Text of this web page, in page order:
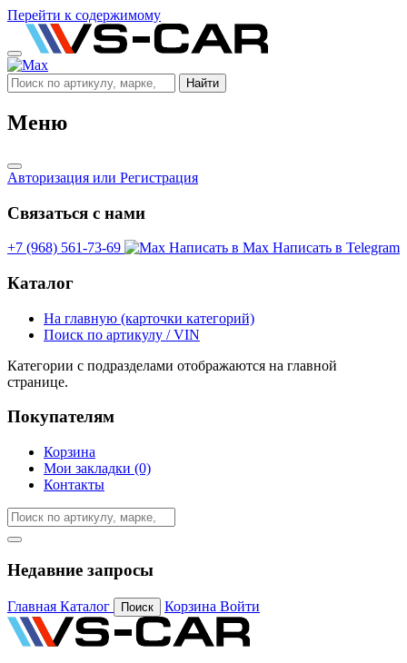
Перейти к содержимому
Найти
Меню
Авторизация или Регистрация
Связаться с нами
+7 (968) 561-73-69 Написать в Max Написать в Telegram
Каталог
На главную (карточки категорий)
Поиск по артикулу / VIN
Категории с подразделами отображаются на главной
странице.
Покупателям
Корзина
Мои закладки (0)
Контакты
Недавние запросы
Главная Каталог Поиск Корзина Войти